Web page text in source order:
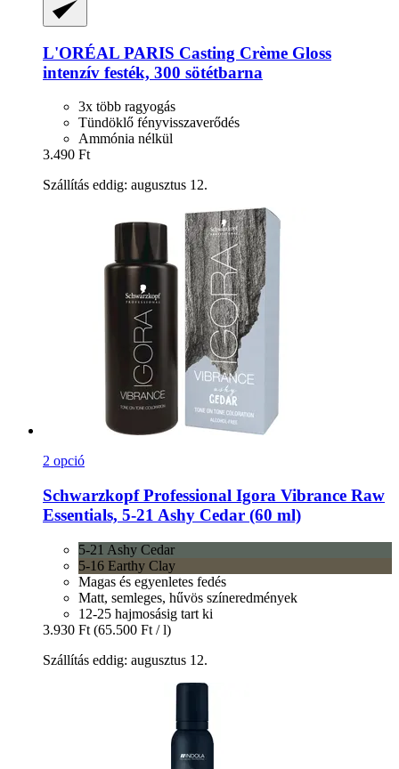
L'ORÉAL PARIS Casting Crème Gloss
intenzív festék, 300 sötétbarna
3x több ragyogás
Tündöklő fényvisszaverődés
Ammónia nélkül
3.490 Ft
Szállítás eddig: augusztus 12.
2 opció
Schwarzkopf Professional Igora Vibrance Raw
Essentials, 5-​21 Ashy Cedar (60 ml)
5-21 Ashy Cedar
5-16 Earthy Clay
Magas és egyenletes fedés
Matt, semleges, hűvös színeredmények
12-25 hajmosásig tart ki
3.930 Ft (65.500 Ft / l)
Szállítás eddig: augusztus 12.